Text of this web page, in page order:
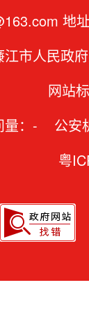
地
江市人民
网站
： - 公安
粤